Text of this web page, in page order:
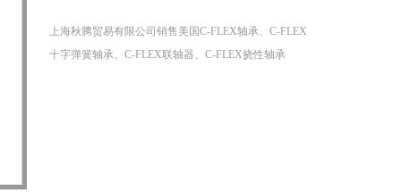
上海秋腾贸易有限公司销售美国C-FLEX轴承、C-FLEX
十字弹簧轴承、C-FLEX联轴器、C-FLEX挠性轴承